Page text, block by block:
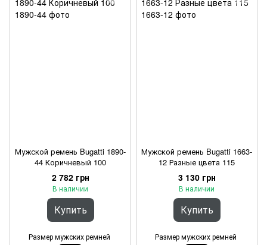
Мужской ремень Bugatti 1890-
44 Коричневый 100
2 782 грн
В наличии
Купить
Размер мужских ремней
Мужской ремень Bugatti 1663-
12 Разные цвета 115
3 130 грн
В наличии
Купить
Размер мужских ремней